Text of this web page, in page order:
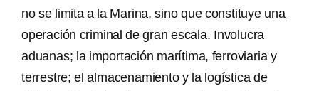
no se limita a la Marina, sino que constituye una
operación criminal de gran escala. Involucra
aduanas; la importación marítima, ferroviaria y
terrestre; el almacenamiento y la logística de